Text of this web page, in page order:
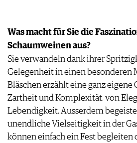
MEDIATHEK
APPS
VIDEOS
BILDSTRECKEN
BÜCHER
WEINWIRTSCHAFT
WEINSZENE
PORTRAITS
VINOPHILES
ARCHIV
ANMELDEN
AWARDS
GEWINNSPIELE
VORTEILSWELT
Was macht für Sie die
Schaumweinen aus?
Sie verwandeln dank ihrer
Gelegenheit in einen besonderen
Bläschen erzählt eine ganz eigene
Zartheit und Komplexität, von
Lebendigkeit. Ausserdem
unendliche Vielseitigkeit in der
können einfach ein Fest